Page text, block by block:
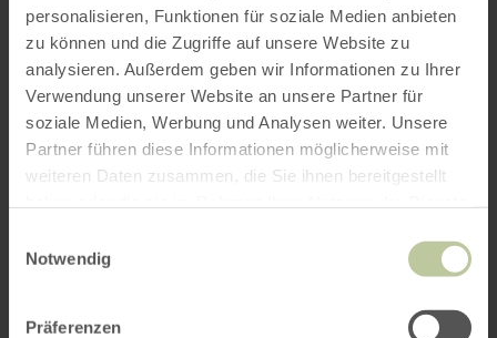
personalisieren, Funktionen für soziale Medien anbieten
zu können und die Zugriffe auf unsere Website zu
analysieren. Außerdem geben wir Informationen zu Ihrer
Verwendung unserer Website an unsere Partner für
soziale Medien, Werbung und Analysen weiter. Unsere
Partner führen diese Informationen möglicherweise mit
weiteren Daten zusammen, die Sie ihnen bereitgestellt
Notwendig
Präferenzen